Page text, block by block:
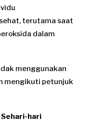
terutama saat
dalam
menggunakan
mengikuti petunjuk
hari